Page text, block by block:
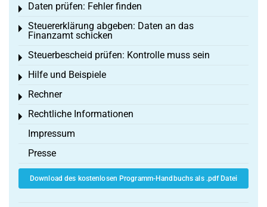
Daten prüfen: Fehler finden
Toggle menu
Steuererklärung abgeben: Daten an das
Finanzamt schicken
Toggle menu
Steuerbescheid prüfen: Kontrolle muss sein
Toggle menu
Hilfe und Beispiele
Toggle menu
Rechner
Toggle menu
Rechtliche Informationen
Toggle menu
Impressum
Presse
Download des kostenlosen Programm-Handbuchs als .pdf Datei